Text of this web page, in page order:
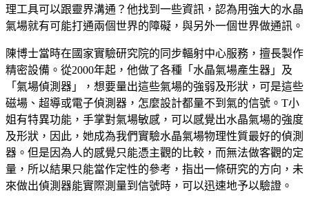
理工具可以跟靈界溝通？他找到一些資訊，認為用強大的水晶
氣場就有可能打通兩個世界的障礙，與另外一個世界做通訊。
陳博士當時在國家實驗研究院的同步輻射中心服務，擅長製作
精密設備。從2000年起，他做了各種「水晶氣場產生器」及
「氣場偵測器」，想要量出這些氣場的強弱及形狀，可是這些
磁場、超導或電子偵測器，怎麼設計都量不到氣的信號。T小
姐有特異功能，手掌對氣場敏感，可以感覺出水晶氣場的強度
及形狀，因此，她成為我們實驗水晶氣場物理性質最好的偵測
器。但是因為人的感覺只能憑主觀的比較，而無法做客觀的定
量，所以結果只能當作定性的參考，指出一條研究的方向，未
來做出偵測器能實際測量到信號時，可以迅速地予以驗證。